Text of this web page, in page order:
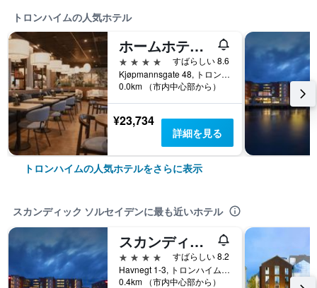
トロンハイムの人気ホテル
ホームホテル グランド オラヴ
4つ星
すばらしい 8.6
Kjøpmannsgate 48, トロンハイム, ソール・トロンデラーグ県, ノルウェー
0.0km （市内中心部から）
¥23,734
詳細を見る
トロンハイムの人気ホテルをさらに表示
スカンディック ソルセイデンに最も近いホテル
スカンディック ニデルバ
4つ星
すばらしい 8.2
Havnegt 1-3, トロンハイム, ソール・トロンデラーグ県, ノルウェー
0.4km （市内中心部から）